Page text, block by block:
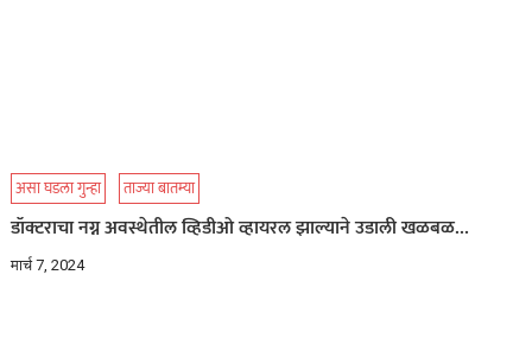
असा घडला गुन्हा ताज्या बातम्या
डॉक्टराचा नग्न अवस्थेतील व्हिडीओ व्हायरल झाल्याने उडाली खळबळ…
मार्च 7, 2024